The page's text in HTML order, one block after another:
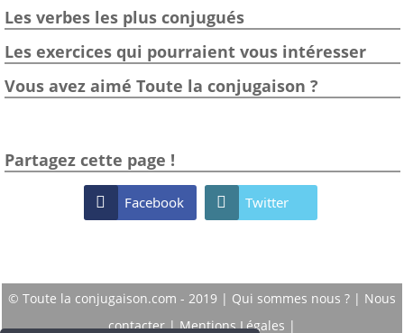
Les verbes les plus conjugués
Les exercices qui pourraient vous intéresser
Vous avez aimé Toute la conjugaison ?
Partagez cette page !
 Facebook  Twitter
© Toute la conjugaison.com - 2019 | Qui sommes nous ? | Nous
contacter|Mentions Légales |